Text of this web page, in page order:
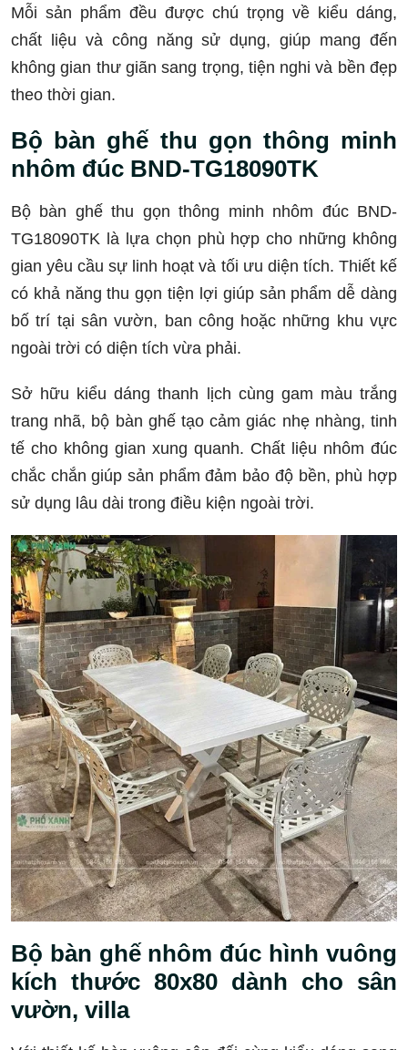
Mỗi sản phẩm đều được chú trọng về kiểu dáng,
chất liệu và công năng sử dụng, giúp mang đến
không gian thư giãn sang trọng, tiện nghi và bền đẹp
theo thời gian.
Bộ bàn ghế thu gọn thông minh
nhôm đúc BND-TG18090TK
Bộ bàn ghế thu gọn thông minh nhôm đúc BND-
TG18090TK là lựa chọn phù hợp cho những không
gian yêu cầu sự linh hoạt và tối ưu diện tích. Thiết kế
có khả năng thu gọn tiện lợi giúp sản phẩm dễ dàng
bố trí tại sân vườn, ban công hoặc những khu vực
ngoài trời có diện tích vừa phải.
Sở hữu kiểu dáng thanh lịch cùng gam màu trắng
trang nhã, bộ bàn ghế tạo cảm giác nhẹ nhàng, tinh
tế cho không gian xung quanh. Chất liệu nhôm đúc
chắc chắn giúp sản phẩm đảm bảo độ bền, phù hợp
sử dụng lâu dài trong điều kiện ngoài trời.
Bộ bàn ghế nhôm đúc hình vuông
kích thước 80x80 dành cho sân
vườn, villa